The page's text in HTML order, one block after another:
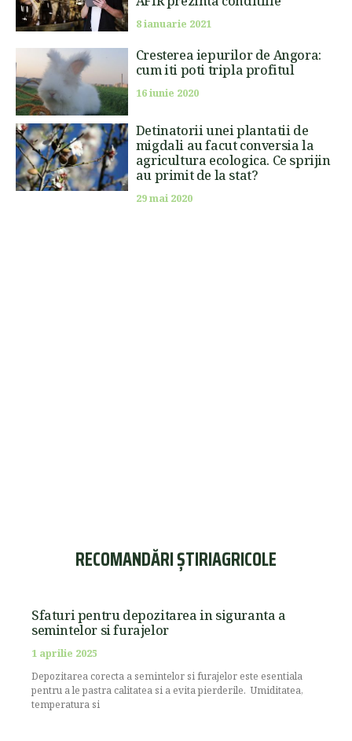
8 ianuarie 2021
Cresterea iepurilor de Angora:
cum iti poti tripla profitul
16 iunie 2020
Detinatorii unei plantatii de
migdali au facut conversia la
agricultura ecologica. Ce sprijin
au primit de la stat?
29 mai 2020
RECOMANDĂRI ȘTIRIAGRICOLE
Sfaturi pentru depozitarea in siguranta a
semintelor si furajelor
1 aprilie 2025
Depozitarea corecta a semintelor si furajelor este esentiala
pentru a le pastra calitatea si a evita pierderile. Umiditatea,
temperatura si